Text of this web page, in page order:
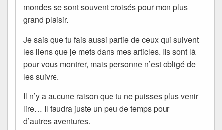
mondes se sont souvent croisés pour mon plus
grand plaisir.
Je sais que tu fais aussi partie de ceux qui suivent
les liens que je mets dans mes articles. Ils sont là
pour vous montrer, mais personne n’est obligé de
les suivre.
Il n’y a aucune raison que tu ne puisses plus venir
lire… Il faudra juste un peu de temps pour
d’autres aventures.